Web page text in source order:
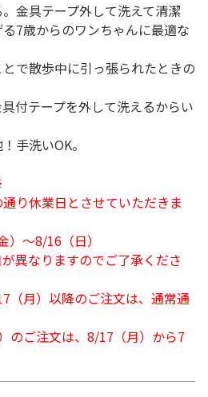
金具テープ外して洗えて清潔
7歳からのワンちゃんに最適な
で散歩中に引っ張られたときの
付テープを外して洗えるからい
手洗いOK。
り休業日とさせていただきま
）～8/16（日）
異なりますのでご了承くださ
（月）以降のご注文は、通常通
のご注文は、8/17（月）から7